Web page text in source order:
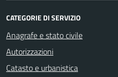
CATEGORIE DI SERVIZIO
Anagrafe e stato civile
Autorizzazioni
Catasto e urbanistica